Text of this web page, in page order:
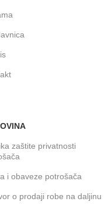
zaštite privatnosti
i obaveze potrošača
o prodaji robe na daljinu